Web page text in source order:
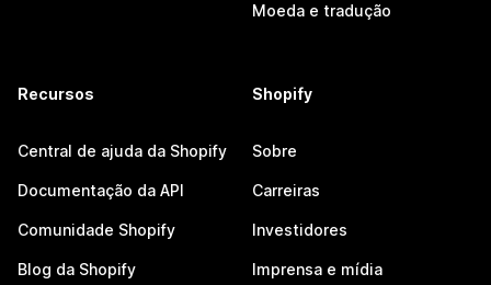
Moeda e tradução
Recursos
Central de ajuda da Shopify
Documentação da API
Comunidade Shopify
Blog da Shopify
Shopify
Sobre
Carreiras
Investidores
Imprensa e mídia